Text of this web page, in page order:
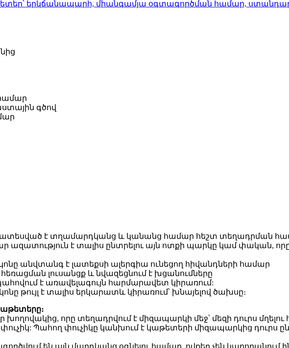
գծով
է տղամարդկանց և կանանց համար հեշտ տեղադրման
ազատություն է տալիս ընտրելու այն ոտքի պարկը կամ փական,
անվտանգ է լատեքսի ալերգիա ունեցող հիվանդների համար
լուսանցք և նվազեցնում է խցանումները
է առավելագույն հարմարավետ կիրառում:
թույլ է տալիս երկարատև կիրառում՝ խնայելով ծախսը։
որը տեղադրվում է միզապարկի մեջ՝ մեզի դուրս
Պահող փուչիկը կանխում է կաթետերի միզապարկից դուրս